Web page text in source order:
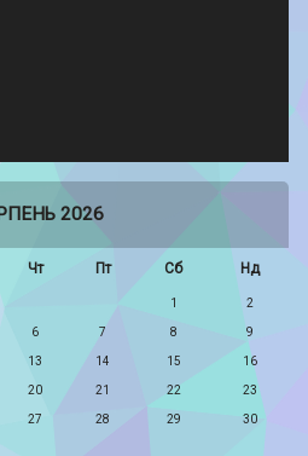
2026
Чт Пт Сб Нд
1 2
6 7 8 9
13 14 15 16
20 21 22 23
27 28 29 30